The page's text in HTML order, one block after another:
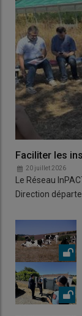
Faciliter les
20 juillet 2026
Le Réseau
Direction